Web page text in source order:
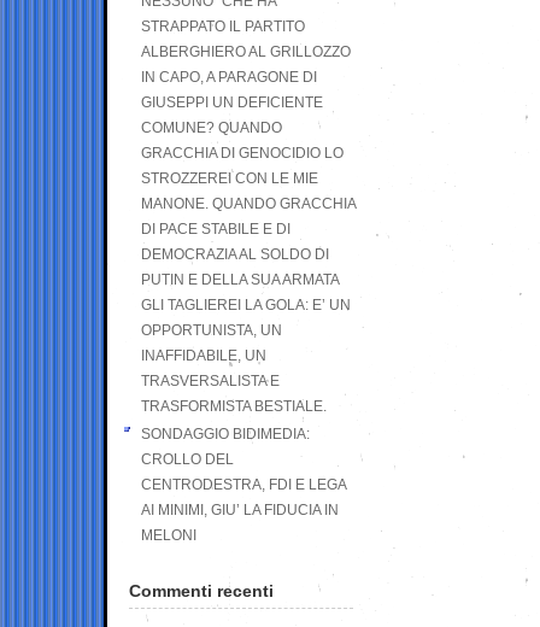
STRAPPATO IL PARTITO
ALBERGHIERO AL GRILLOZZO
IN CAPO, A PARAGONE DI
GIUSEPPI UN DEFICIENTE
COMUNE? QUANDO
GRACCHIA DI GENOCIDIO LO
STROZZEREI CON LE MIE
MANONE. QUANDO GRACCHIA
DI PACE STABILE E DI
DEMOCRAZIA AL SOLDO DI
PUTIN E DELLA SUA ARMATA
GLI TAGLIEREI LA GOLA: E’ UN
OPPORTUNISTA, UN
INAFFIDABILE, UN
TRASVERSALISTA E
TRASFORMISTA BESTIALE.
SONDAGGIO BIDIMEDIA:
CROLLO DEL
CENTRODESTRA, FDI E LEGA
AI MINIMI, GIU’ LA FIDUCIA IN
MELONI
Commenti recenti